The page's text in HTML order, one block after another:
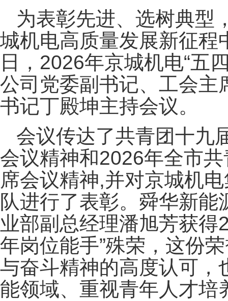
为表彰先进、选树典型
城机电高质量发展新征程
日， 2026年京城机电“五
公司党委副书记、工会主
书记丁殿坤主持会议。
会议传达了共青团十九
会议精神和2026年全市
席会议精神,并对京城机
队进行了表彰。舜华新
业部副总经理潘旭芳获得
年岗位能手”殊荣，这份
与奋斗精神的高度认可，
能领域、重视青年人才培